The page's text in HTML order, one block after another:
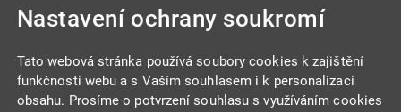
Nastavení ochrany soukromí
Tato webová stránka používá soubory cookies k zajištění
funkčnosti webu a s Vaším souhlasem i k personalizaci
obsahu. Prosíme o potvrzení souhlasu s využíváním cookies